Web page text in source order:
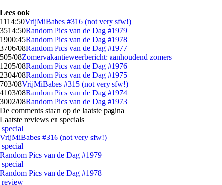
Lees ook
1114:50VrijMiBabes #316 (not very sfw!)
3514:50Random Pics van de Dag #1979
1900:45Random Pics van de Dag #1978
3706/08Random Pics van de Dag #1977
505/08Zomervakantieweerbericht: aanhoudend zomers
1205/08Random Pics van de Dag #1976
2304/08Random Pics van de Dag #1975
703/08VrijMiBabes #315 (not very sfw!)
4103/08Random Pics van de Dag #1974
3002/08Random Pics van de Dag #1973
De comments staan op de laatste pagina
Laatste reviews en specials
special
VrijMiBabes #316 (not very sfw!)
special
Random Pics van de Dag #1979
special
Random Pics van de Dag #1978
review